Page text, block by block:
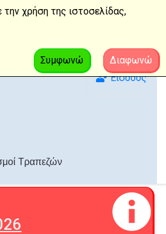
Είσοδος
Τραπεζών
χρήση της ιστοσελίδας,
Διαφωνώ
Συμφωνώ